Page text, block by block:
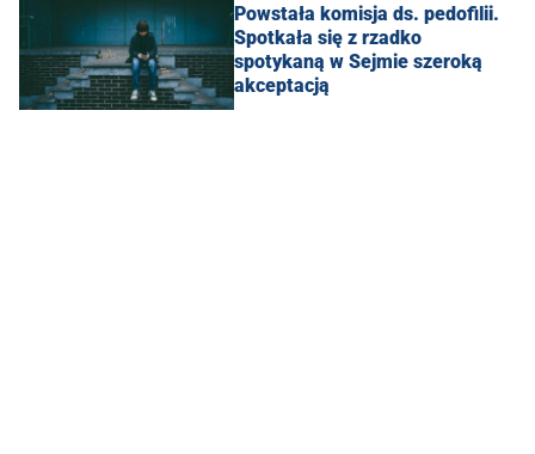
Powstała komisja ds. pedofilii.
Spotkała się z rzadko
spotykaną w Sejmie szeroką
akceptacją